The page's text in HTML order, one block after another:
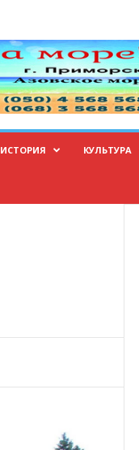
ИСТОРИЯ КУЛЬТУРА